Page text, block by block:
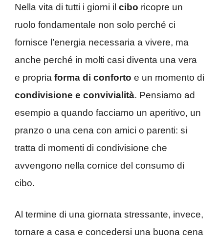
Nella vita di tutti i giorni il cibo ricopre un
ruolo fondamentale non solo perché ci
fornisce l’energia necessaria a vivere, ma
anche perché in molti casi diventa una vera
e propria forma di conforto e un momento di
condivisione e convivialità. Pensiamo ad
esempio a quando facciamo un aperitivo, un
pranzo o una cena con amici o parenti: si
tratta di momenti di condivisione che
avvengono nella cornice del consumo di
cibo.
Al termine di una giornata stressante, invece,
tornare a casa e concedersi una buona cena